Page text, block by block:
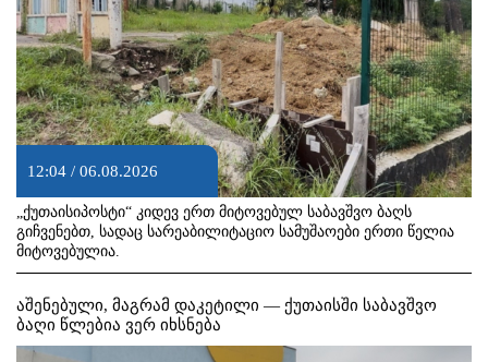
12:04 / 06.08.2026
„ქუთაისიპოსტი“ კიდევ ერთ მიტოვებულ საბავშვო ბაღს
გიჩვენებთ, სადაც სარეაბილიტაციო სამუშაოები ერთი წელია
მიტოვებულია.
აშენებული, მაგრამ დაკეტილი — ქუთაისში საბავშვო
ბაღი წლებია ვერ იხსნება